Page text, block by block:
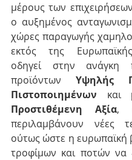
μέρους των
ο αυξημένος
χώρες παραγωγής
εκτός της
οδηγεί στην ανάγκη
προϊόντων Υψηλής
Πιστοποιημένων
Προστιθέμενη Αξία,
περιλαμβάνουν νέες
ούτως ώστε η ευρωπαϊκή
τροφίμων και ποτών να